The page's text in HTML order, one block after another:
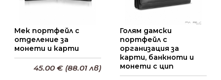
Мек портфейл с
отделение за
монети и карти
45.00 € (88.01 лв)
Голям дамски
портфейл с
организация за
карти, банкноти и
монети с цип